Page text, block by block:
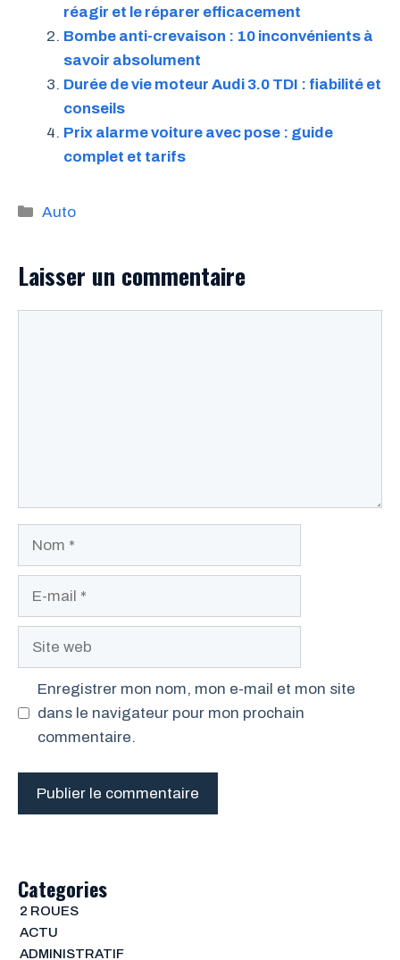
réagir et le réparer efficacement
Bombe anti-crevaison : 10 inconvénients à
savoir absolument
Durée de vie moteur Audi 3.0 TDI : fiabilité et
conseils
Prix alarme voiture avec pose : guide
complet et tarifs
Catégories
Auto
Laisser un commentaire
Site
Enregistrer mon nom, mon e-mail et mon site
dans le navigateur pour mon prochain
commentaire.
Categories
2 ROUES
ACTU
ADMINISTRATIF